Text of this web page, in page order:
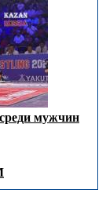
мужчин